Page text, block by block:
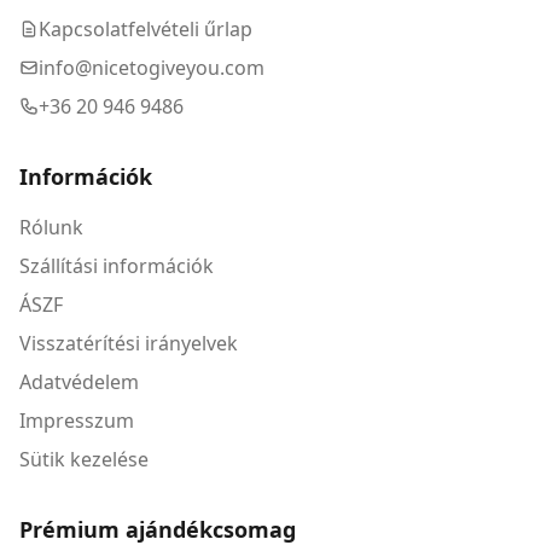
Kapcsolatfelvételi űrlap
info@nicetogiveyou.com
+36 20 946 9486
Információk
Rólunk
Szállítási információk
ÁSZF
Visszatérítési irányelvek
Adatvédelem
Impresszum
Sütik kezelése
Prémium ajándékcsomag